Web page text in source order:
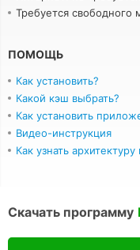
Требуется свободного
ПОМОЩЬ
Как установить?
Какой кэш выбрать?
Как установить
Видео-инструкция
Как узнать
Скачать программу